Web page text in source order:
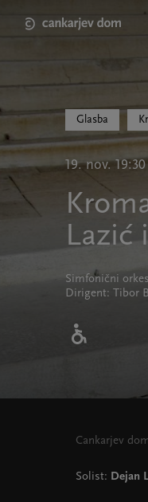
main
Glasba
19. nov. 19:30
Lazić
Simfonični
Dirigent: Tibor
Cankarjev
Solist: Dejan